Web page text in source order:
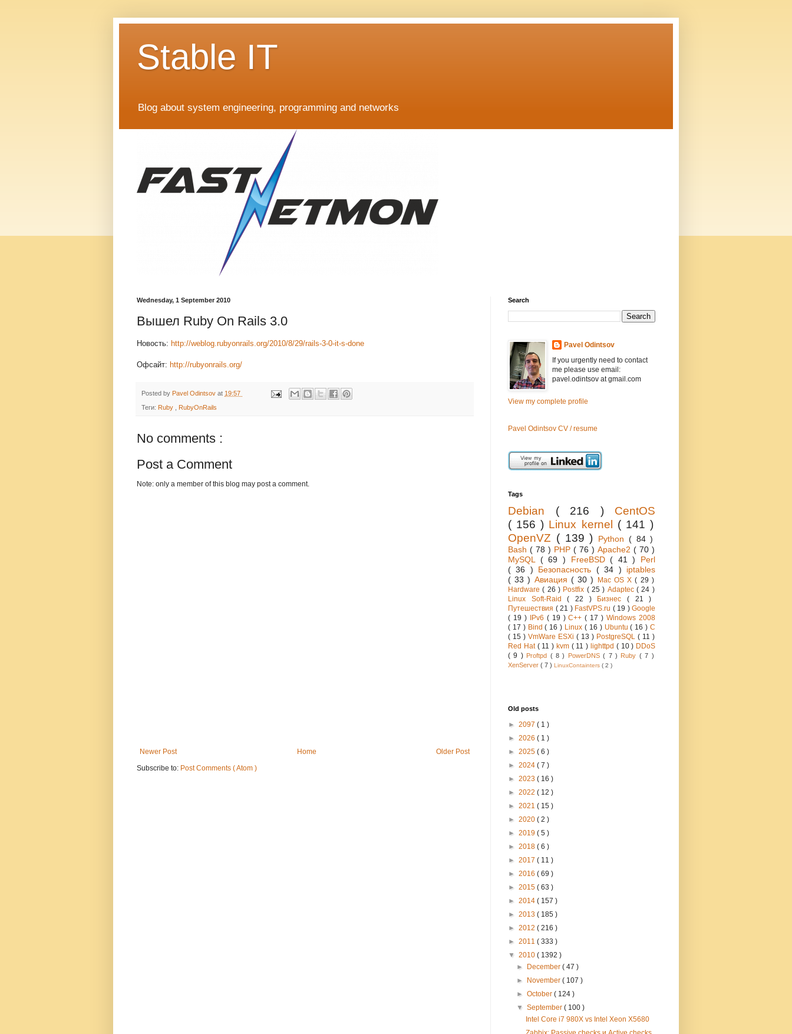
Stable IT
Blog about system engineering, programming and networks
Wednesday, 1 September 2010
Вышел Ruby On Rails 3.0
Новость: http://weblog.rubyonrails.org/2010/8/29/rails-3-0-it-s-done
Офсайт: http://rubyonrails.org/
Posted by Pavel Odintsov at 19:57
Теги: Ruby , RubyOnRails
No comments :
Post a Comment
Note: only a member of this blog may post a comment.
Newer Post Older Post
Home
Subscribe to: Post Comments ( Atom )
Search
Pavel Odintsov
If you urgently need to contact
me please use email:
pavel.odintsov at gmail.com
View my complete profile
Pavel Odintsov CV / resume
Tags
Debian ( 216 ) CentOS
( 156 ) Linux kernel ( 141 )
OpenVZ ( 139 ) Python ( 84 )
Bash ( 78 ) PHP ( 76 ) Apache2 ( 70 )
MySQL ( 69 ) FreeBSD( 41 ) Perl
( 36 ) Безопасность ( 34 ) iptables
( 33 ) Авиация ( 30 ) Mac OS X( 29 )
Hardware( 26 ) Postfix ( 25 ) Adaptec( 24 )
Linux Soft-Raid( 22 ) Бизнес( 21 )
Путешествия ( 21 ) FastVPS.ru ( 19 ) Google
( 19 )
IPv6 ( 19 )C++( 17 )Windows 2008
( 17 ) Bind( 16 ) Linux ( 16 ) Ubuntu( 16 )C
( 15 ) VmWare ESXi ( 13 ) PostgreSQL ( 11 )
Red Hat ( 11 ) kvm ( 11 ) lighttpd ( 10 ) DDoS
( 9 ) Proftpd ( 8 ) PowerDNS( 7 ) Ruby ( 7 )
XenServer ( 7 ) LinuxContainters ( 2 )
Old posts
► 2097 ( 1 )
► 2026 ( 1 )
► 2025 ( 6 )
► 2024 ( 7 )
► 2023 ( 16 )
► 2022 ( 12 )
► 2021 ( 15 )
► 2020 ( 2 )
► 2019 ( 5 )
► 2018 ( 6 )
► 2017 ( 11 )
► 2016 ( 69 )
► 2015 ( 63 )
► 2014 ( 157 )
► 2013 ( 185 )
► 2012 ( 216 )
► 2011 ( 333 )
▼ 2010 ( 1392 )
►
December( 47 )
►
November( 107 )
►October( 124 )
▼September( 100 )
Intel Core i7 980X vs Intel Xeon X5680